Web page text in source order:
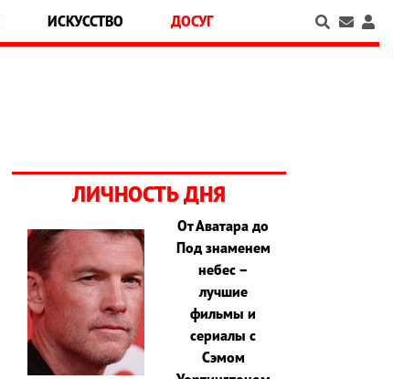
ИСКУССТВО ДОСУГ
ЛИЧНОСТЬ ДНЯ
От Аватара до
Под знаменем
небес –
лучшие
фильмы и
сериалы с
Сэмом